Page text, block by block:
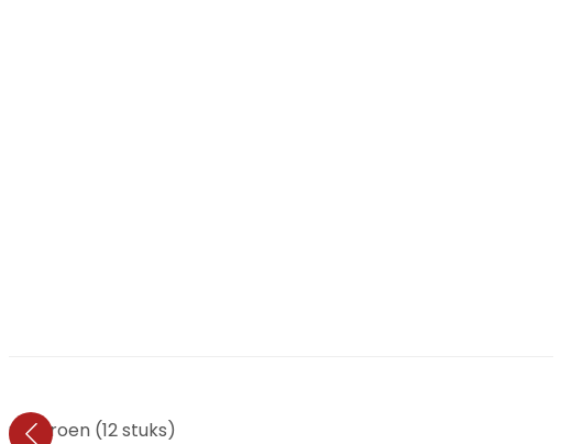
Groen (12 stuks)